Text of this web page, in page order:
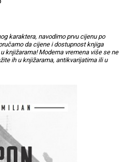
karaktera, navodimo prvu cijenu po
da cijene i dostupnost knjiga
knjižarama! Moderna vremena više se ne
ih u knjižarama, antikvarijatima ili u